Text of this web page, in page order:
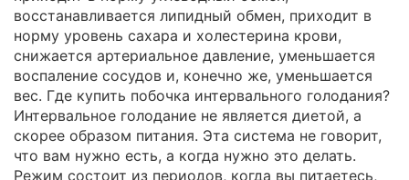
восстанавливается липидный обмен, приходит в
норму уровень сахара и холестерина крови,
снижается артериальное давление, уменьшается
воспаление сосудов и, конечно же, уменьшается
вес. Где купить побочка интервального голодания?
Интервальное голодание не является диетой, а
скорее образом питания. Эта система не говорит,
что вам нужно есть, а когда нужно это делать.
Режим состоит из периодов, когда вы питаетесь,